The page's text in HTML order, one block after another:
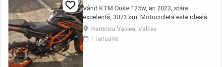
Vând KTM Duke 125w, an 2023, stare
excelentă, 3073 km. Motocicleta este ideală
pentru începători sau pentru oraș. Fără daune,
lovituri!
Ramnicu Valcea, Valcea
1 ianuarie